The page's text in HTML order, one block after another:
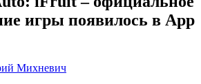
игры появилось в App
Михневич